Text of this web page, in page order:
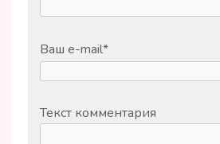
Ваш e-mail*
Текст комментария